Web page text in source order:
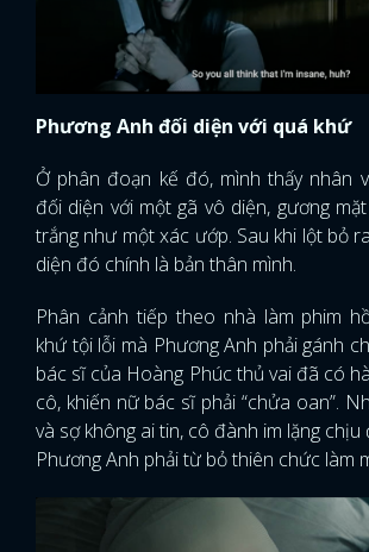
Phương Anh đối diện với quá khứ
Ở phân đoạn kế đó, mình thấy nhân
đối diện với một gã vô diện, gương
trắng như một xác ướp. Sau khi lột bỏ
diện đó chính là bản thân mình.
Phân cảnh tiếp theo nhà làm phim
khứ tội lỗi mà Phương Anh phải gánh
bác sĩ của Hoàng Phúc thủ vai đã có
cô, khiến nữ bác sĩ phải “chửa oan”.
và sợ không ai tin, cô đành im lặng chịu
Phương Anh phải từ bỏ thiên chức làm